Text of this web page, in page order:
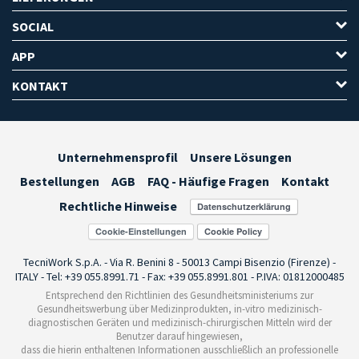
SOCIAL
APP
KONTAKT
Unternehmensprofil
Unsere Lösungen
Bestellungen
AGB FAQ - Häufige Fragen
Kontakt
Rechtliche Hinweise
Cookie-Einstellungen
TecniWork S.p.A. - Via R. Benini 8 - 50013 Campi Bisenzio (Firenze) -
ITALY - Tel: +39 055.8991.71 - Fax: +39 055.8991.801 - P.IVA: 01812000485
Entsprechend den Richtlinien des Gesundheitsministeriums zur
Gesundheitswerbung über Medizinprodukten, in-vitro medizinisch-
diagnostischen Geräten und medizinisch-chirurgischen Mitteln wird der
Benutzer darauf hingewiesen,
dass die hierin enthaltenen Informationen ausschließlich an professionelle